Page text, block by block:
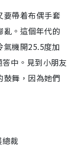
要帶着布偶手套
亂。這個年代的
氣機開25.5度加
中。見到小朋友
鼓舞，因為她們
裁